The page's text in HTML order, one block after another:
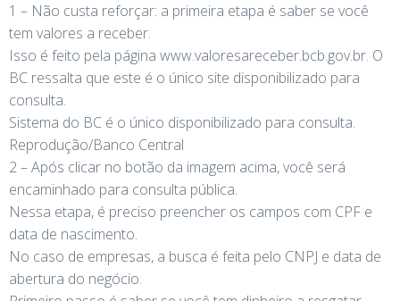
1 – Não custa reforçar: a primeira etapa é saber se você
tem valores a receber.
Isso é feito pela página www.valoresareceber.bcb.gov.br. O
BC ressalta que este é o único site disponibilizado para
consulta.
Sistema do BC é o único disponibilizado para consulta.
Reprodução/Banco Central
2 – Após clicar no botão da imagem acima, você será
encaminhado para consulta pública.
Nessa etapa, é preciso preencher os campos com CPF e
data de nascimento.
No caso de empresas, a busca é feita pelo CNPJ e data de
abertura do negócio.